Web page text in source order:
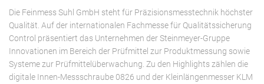
Die Feinmess Suhl GmbH steht für Präzisionsmesstechnik höchster
Qualität. Auf der internationalen Fachmesse für Qualitätssicherung
Control präsentiert das Unternehmen der Steinmeyer-Gruppe
Innovationen im Bereich der Prüfmittel zur Produktmessung sowie
Systeme zur Prüfmittelüberwachung. Zu den Highlights zählen die
digitale Innen-Messschraube 0826 und der Kleinlängenmesser KLM